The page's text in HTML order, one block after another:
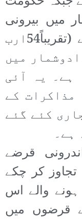
میں بیرونی
قرض 5ہزار4سو ارب روپے (تقریباً54ارب
میں
ہے۔ یہ آئی
مذاکرات کے
کئے گئے
ہے۔
قرضے
تجاوز کر چکے
والے اس
قرضوں میں